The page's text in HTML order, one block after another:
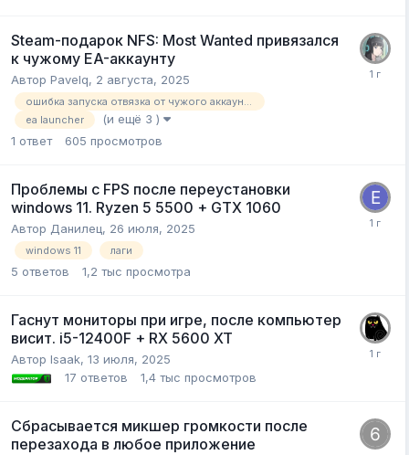
Steam-подарок NFS: Most Wanted привязался
к чужому EA-аккаунту
Автор Pavelq, 2 августа, 2025
ошибка запуска отвязка от чужого аккаунта ea launcher
ea launcher
(и ещё 3 )
1 ответ 605 просмотров
Проблемы с FPS после переустановки
windows 11. Ryzen 5 5500 + GTX 1060
Автор Данилец, 26 июля, 2025
windows 11 лаги
5 ответов 1,2 тыс просмотра
Гаснут мониторы при игре, после компьютер
висит. i5-12400F + RX 5600 XT
Автор Isaak, 13 июля, 2025
17 ответов 1,4 тыс просмотров
Сбрасывается микшер громкости после
перезахода в любое приложение